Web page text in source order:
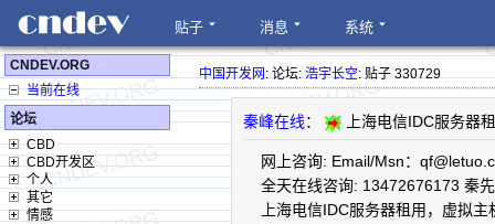
贴子 消息 系统
CNDEV.ORG
当前在线
论坛
CBD
CBD开发区
个人
其它
情感
中国开发网: 论坛:浩宇长空: 贴子 330729
秦峰在线： 上海电信IDC服务器
网上咨询: Email/Msn：
全天在线咨询: 13472676173 秦
上海电信IDC服务器租用，虚拟